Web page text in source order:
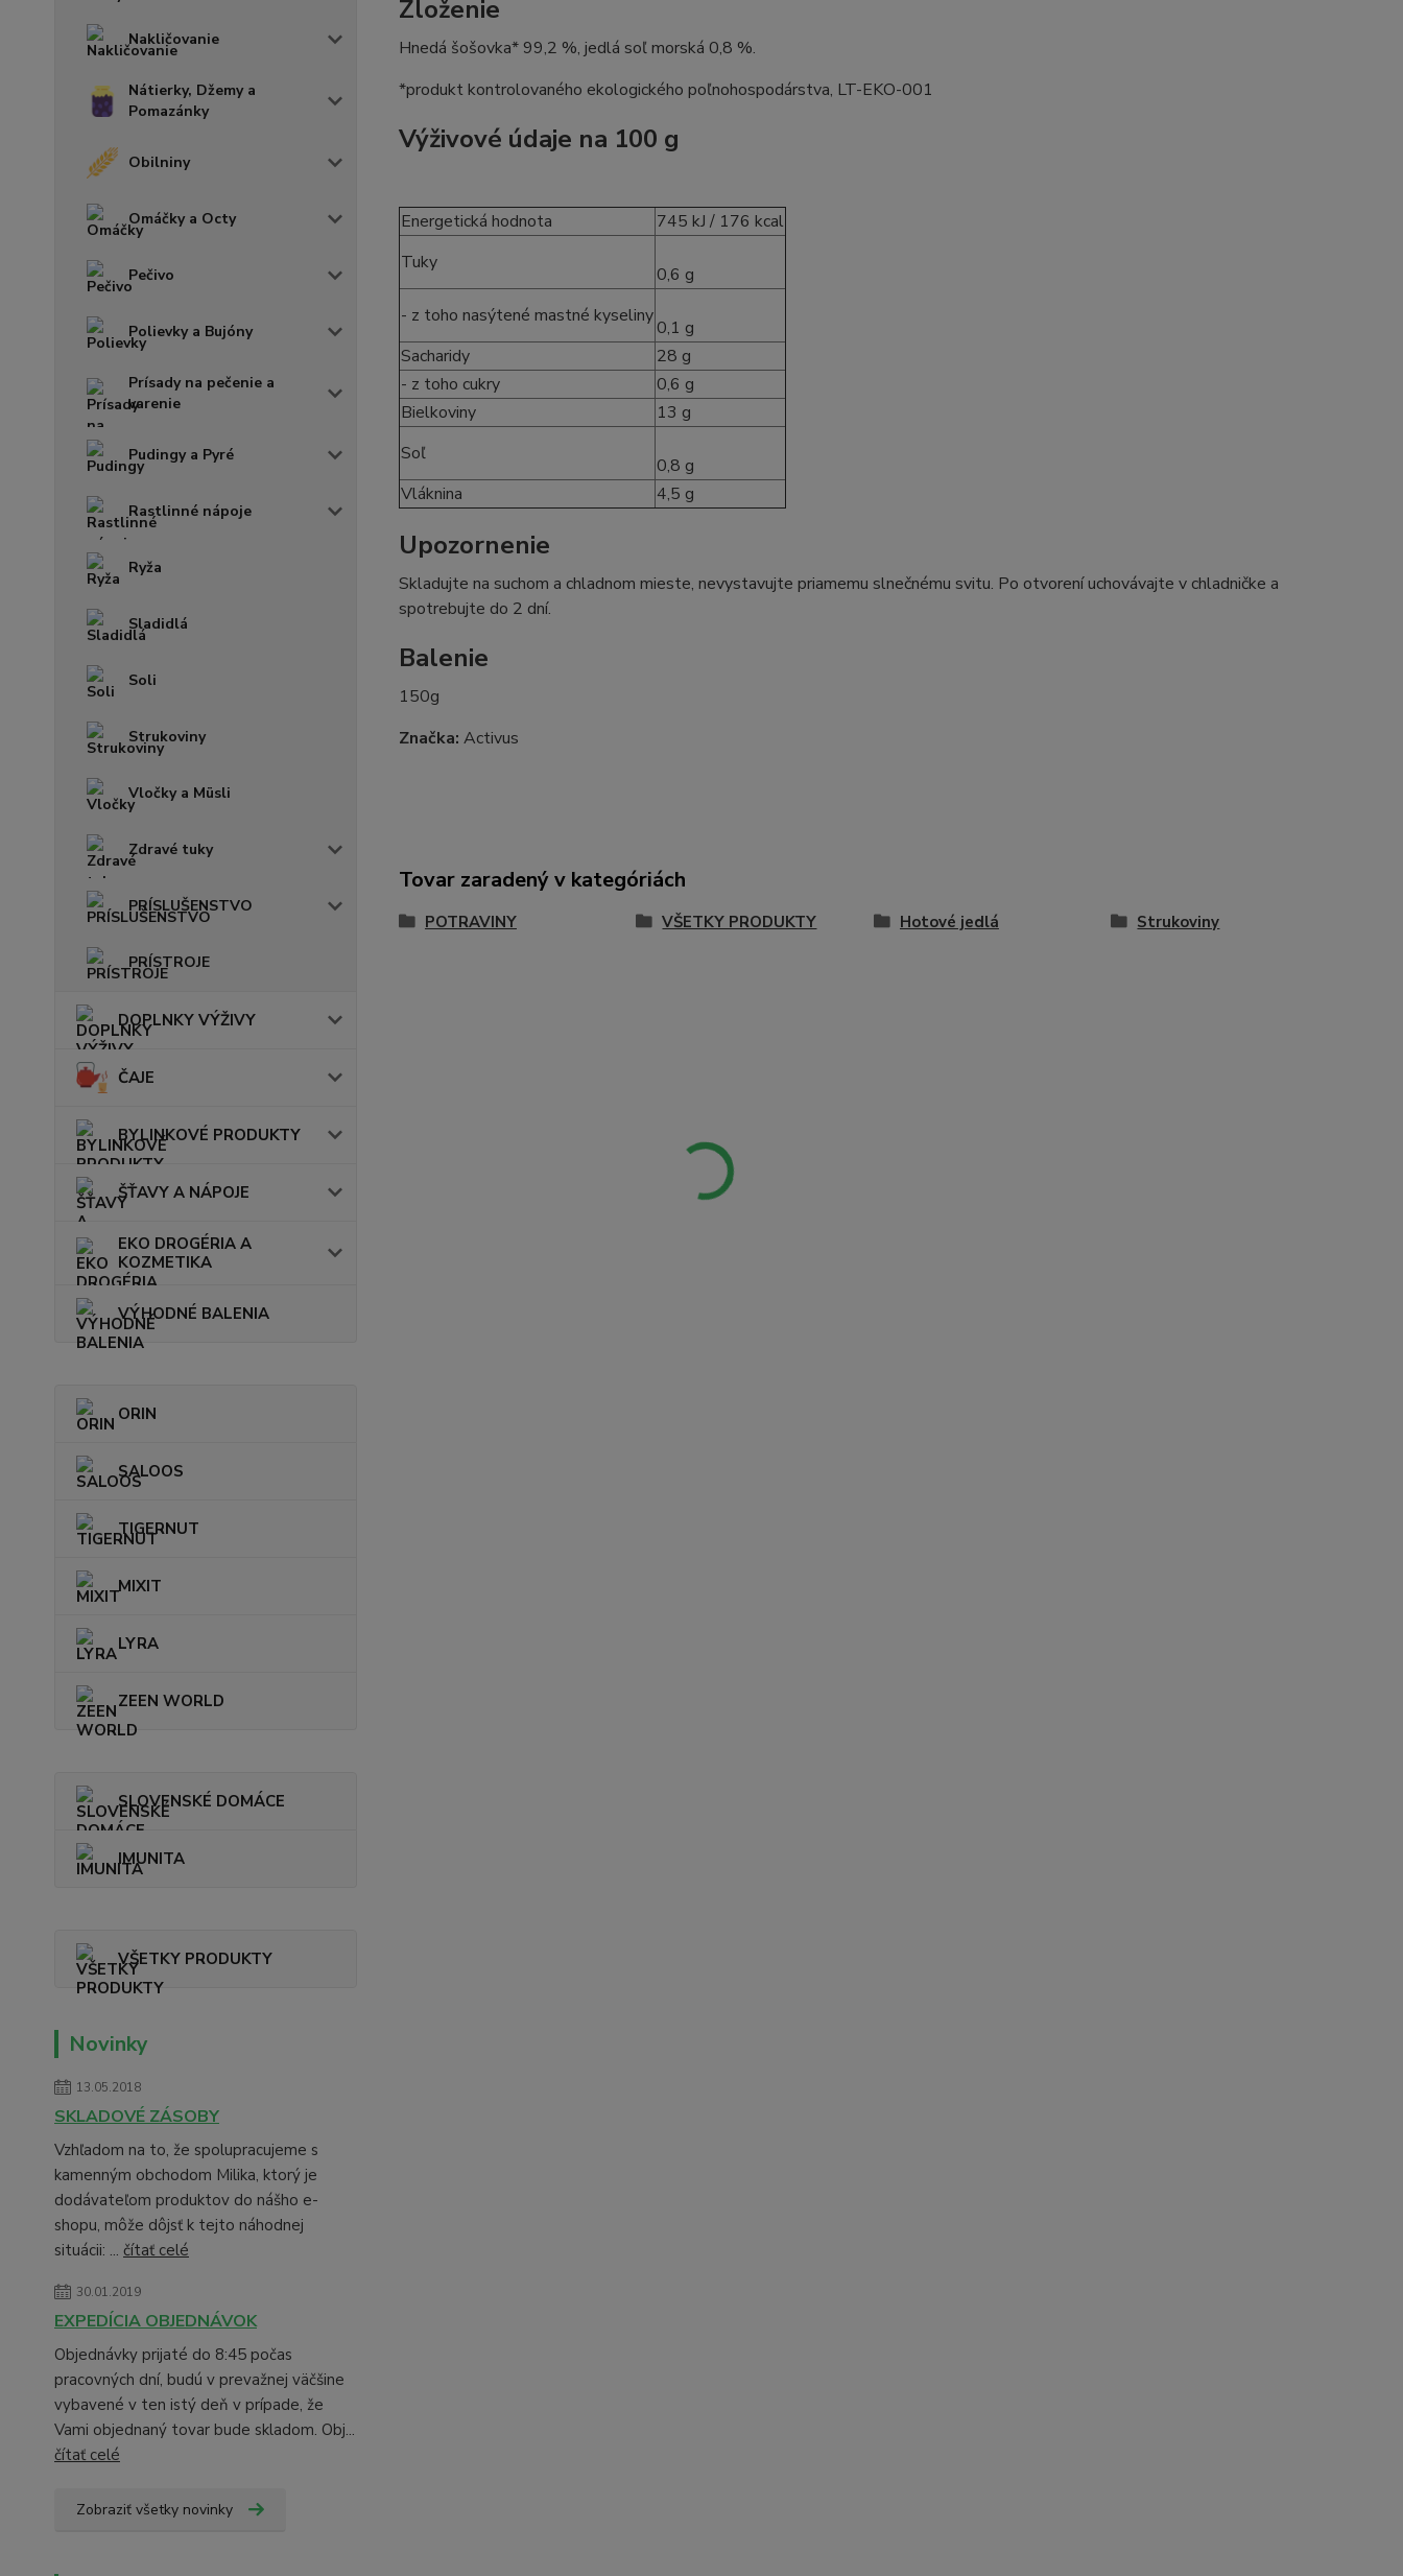
Nakličovanie
Nátierky, Džemy a
Pomazánky
Obilniny
Omáčky a Octy
Pečivo
Polievky a Bujóny
Prísady na pečenie a
varenie
Pudingy a Pyré
Rastlinné nápoje
Ryža
Sladidlá
Soli
Strukoviny
Vločky a Müsli
Zdravé tuky
PRÍSLUŠENSTVO
PRÍSTROJE
DOPLNKY VÝŽIVY
ČAJE
BYLINKOVÉ PRODUKTY
ŠŤAVY A NÁPOJE
EKO DROGÉRIA A
KOZMETIKA
VÝHODNÉ BALENIA
ORIN
SALOOS
TIGERNUT
MIXIT
LYRA
ZEEN WORLD
SLOVENSKÉ DOMÁCE
IMUNITA
VŠETKY PRODUKTY
Novinky
13.05.2018
SKLADOVÉ ZÁSOBY
Vzhľadom na to, že spolupracujeme s
kamenným obchodom Milika, ktorý je
dodávateľom produktov do nášho e-
shopu, môže dôjsť k tejto náhodnej
situácii: ... čítať celé
30.01.2019
EXPEDÍCIA OBJEDNÁVOK
Objednávky prijaté do 8:45 počas
pracovných dní, budú v prevažnej väčšine
vybavené v ten istý deň v prípade, že
Vami objednaný tovar bude skladom. Obj...
čítať celé
Zobraziť všetky novinky
Zloženie
Hnedá šošovka* 99,2 %, jedlá soľ morská 0,8 %.
*produkt kontrolovaného ekologického poľnohospodárstva, LT-EKO-001
Výživové údaje na 100 g
Energetická hodnota
745 kJ / 176 kcal
Tuky
0,6 g
- z toho nasýtené mastné kyseliny
0,1 g
Sacharidy
28 g
- z toho cukry
0,6 g
Bielkoviny
13 g
Soľ
0,8 g
Vláknina
4,5 g
Upozornenie
Skladujte na suchom a chladnom mieste, nevystavujte priamemu slnečnému svitu. Po otvorení uchovávajte v chladničke a
spotrebujte do 2 dní.
Balenie
150g
Značka: Activus
Tovar zaradený v kategóriách
POTRAVINY VŠETKY PRODUKTY Hotové jedlá Strukoviny